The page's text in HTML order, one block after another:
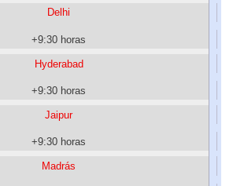
Delhi
+9:30 horas
Hyderabad
+9:30 horas
Jaipur
+9:30 horas
Madrás